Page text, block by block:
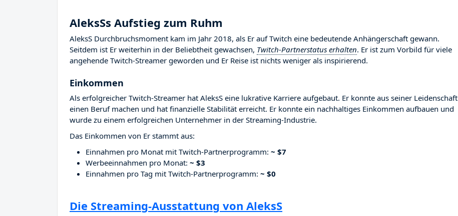
AleksSs Aufstieg zum Ruhm
AleksS Durchbruchsmoment kam im Jahr 2018, als Er auf Twitch eine bedeutende Anhängerschaft gewann.
Seitdem ist Er weiterhin in der Beliebtheit gewachsen, Twitch-Partnerstatus erhalten. Er ist zum Vorbild für viele
angehende Twitch-Streamer geworden und Er Reise ist nichts weniger als inspirierend.
Einkommen
Als erfolgreicher Twitch-Streamer hat AleksS eine lukrative Karriere aufgebaut. Er konnte aus seiner Leidenschaft
einen Beruf machen und hat finanzielle Stabilität erreicht. Er konnte ein nachhaltiges Einkommen aufbauen und
wurde zu einem erfolgreichen Unternehmer in der Streaming-Industrie.
Das Einkommen von Er stammt aus:
Einnahmen pro Monat mit Twitch-Partnerprogramm: ~ $7
Werbeeinnahmen pro Monat: ~ $3
Einnahmen pro Tag mit Twitch-Partnerprogramm: ~ $0
Die Streaming-Ausstattung von AleksS